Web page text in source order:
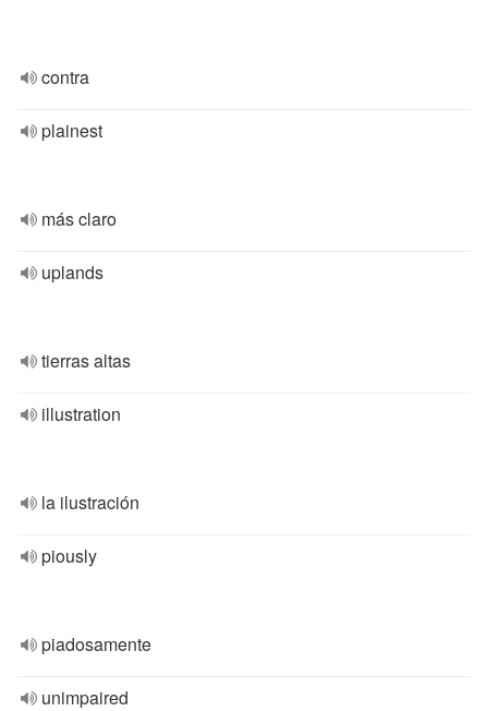
contra
plainest
más claro
uplands
tierras altas
illustration
la ilustración
piously
piadosamente
unimpaired